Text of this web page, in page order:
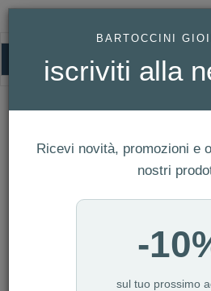
HOMEPAGE BRACCIALE ARMANI REF.
Bracciale Armani Ref.
BARTOCCINI
iscriviti alla
Ricevi novità, promozioni e
nostri
-
sul tuo prossimo